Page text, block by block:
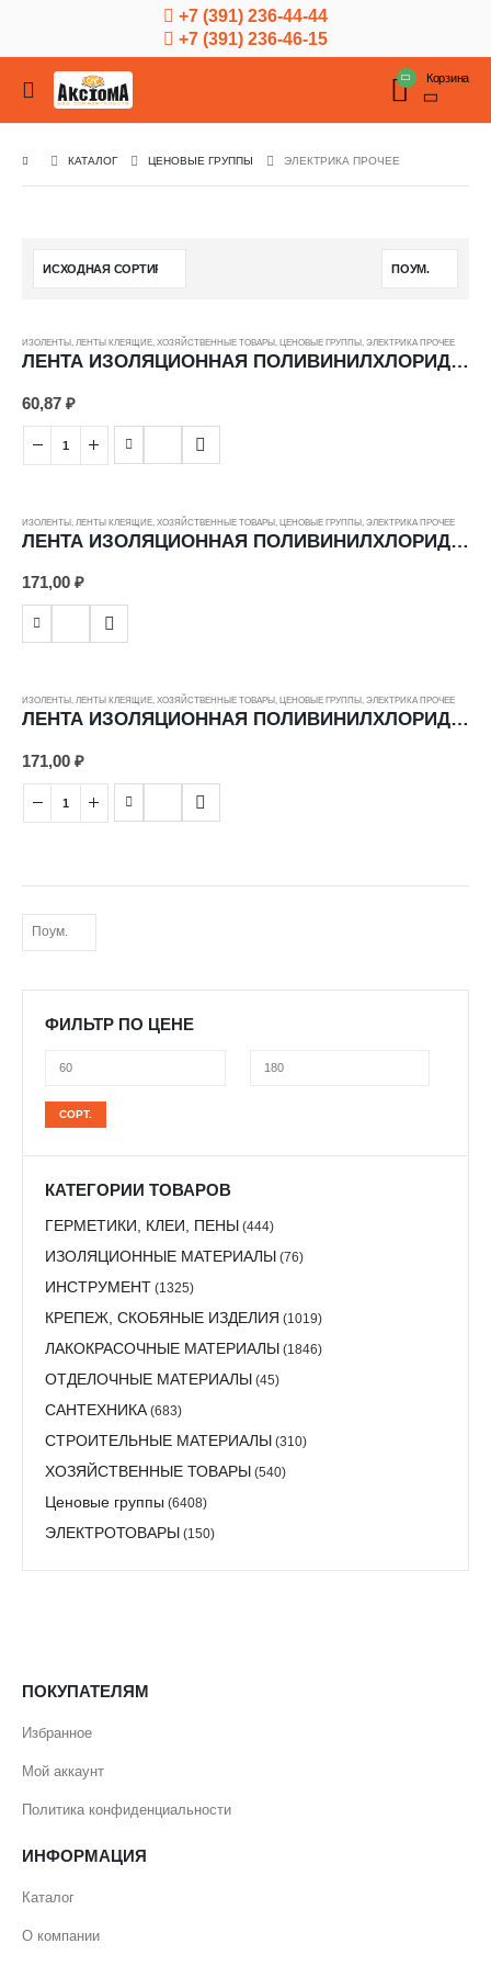
+7 (391) 236-44-44
+7 (391) 236-46-15
Корзина
КАТАЛОГ ЦЕНОВЫЕ ГРУППЫ ЭЛЕКТРИКА ПРОЧЕЕ
ИЗОЛЕНТЫ , ЛЕНТЫ КЛЕЯЩИЕ, ХОЗЯЙСТВЕННЫЕ ТОВАРЫ , ЦЕНОВЫЕ ГРУППЫ , ЭЛЕКТРИКА ПРОЧЕЕ
ЛЕНТА ИЗОЛЯЦИОННАЯ ПОЛИВИНИЛХЛОРИДНАЯ 3M TEMFLEX 1300 15Х10000 КРАСНЫЙ ---
60,87 ₽
ИЗОЛЕНТЫ ЛЕНТЫ КЛЕЯЩИЕ ХОЗЯЙСТВЕННЫЕ ТОВАРЫ ЦЕНОВЫЕ ГРУППЫ ЭЛЕКТРИКА ПРОЧЕЕ
ЛЕНТА ИЗОЛЯЦИОННАЯ ПОЛИВИНИЛХЛОРИДНАЯ AVIORA PROFFI 305-030 19ММХ20М 165МКМ ЧЕРНЫЙ ---
171,00 ₽
ИЗОЛЕНТЫ , ЛЕНТЫ КЛЕЯЩИЕ, ХОЗЯЙСТВЕННЫЕ ТОВАРЫ , ЦЕНОВЫЕ ГРУППЫ , ЭЛЕКТРИКА ПРОЧЕЕ
ЛЕНТА ИЗОЛЯЦИОННАЯ ПОЛИВИНИЛХЛОРИДНАЯ AVIORA PROFFI 305-031 19ММХ20М 165МКМ СИНИЙ ---
171,00 ₽
ФИЛЬТР ПО ЦЕНЕ
цена
цена
СОРТ.
КАТЕГОРИИ ТОВАРОВ
ГЕРМЕТИКИ, КЛЕИ, ПЕНЫ (444)
ИЗОЛЯЦИОННЫЕ МАТЕРИАЛЫ (76)
ИНСТРУМЕНТ (1325)
КРЕПЕЖ, СКОБЯНЫЕ ИЗДЕЛИЯ (1019)
ЛАКОКРАСОЧНЫЕ МАТЕРИАЛЫ (1846)
ОТДЕЛОЧНЫЕ МАТЕРИАЛЫ (45)
САНТЕХНИКА (683)
СТРОИТЕЛЬНЫЕ МАТЕРИАЛЫ (310)
ХОЗЯЙСТВЕННЫЕ ТОВАРЫ (540)
Ценовые группы (6408)
ЭЛЕКТРОТОВАРЫ (150)
ПОКУПАТЕЛЯМ
Избранное
Мой аккаунт
Политика конфиденциальности
ИНФОРМАЦИЯ
Каталог
О компании